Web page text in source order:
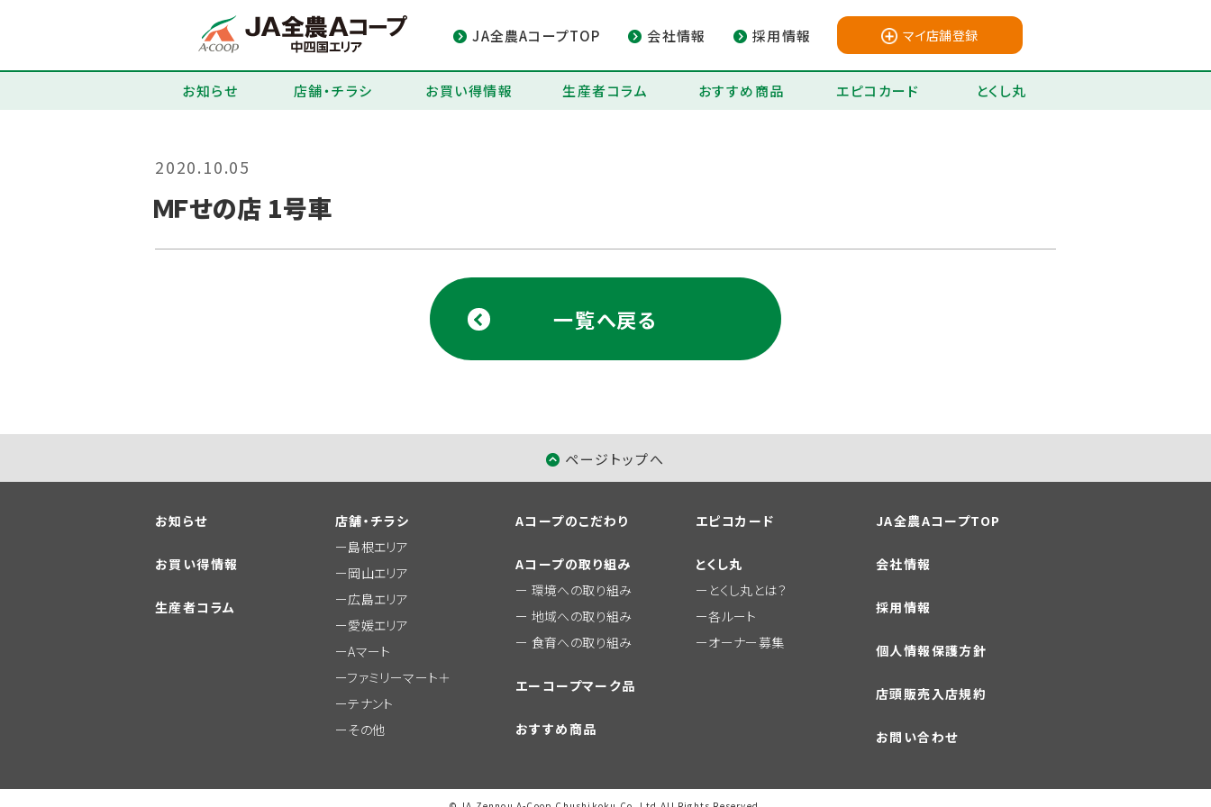
JA全農AコープTOP 会社情報 採用情報 マイ店舗登録
お知らせ 店舗・チラシ お買い得情報 生産者コラム おすすめ商品 エピコカード とくし丸
2020.10.05
ＭＦせの店 1号車
一覧へ戻る
ページトップへ
お知らせ
お買い得情報
生産者コラム
店舗・チラシ
島根エリア
岡山エリア
広島エリア
愛媛エリア
Aマート
ファミリーマート＋
テナント
その他
Aコープのこだわり
Aコープの取り組み
環境への取り組み
地域への取り組み
食育への取り組み
エーコープマーク品
おすすめ商品
エピコカード
とくし丸
とくし丸とは？
各ルート
オーナー募集
JA全農AコープTOP
会社情報
採用情報
個人情報保護方針
店頭販売入店規約
お問い合わせ